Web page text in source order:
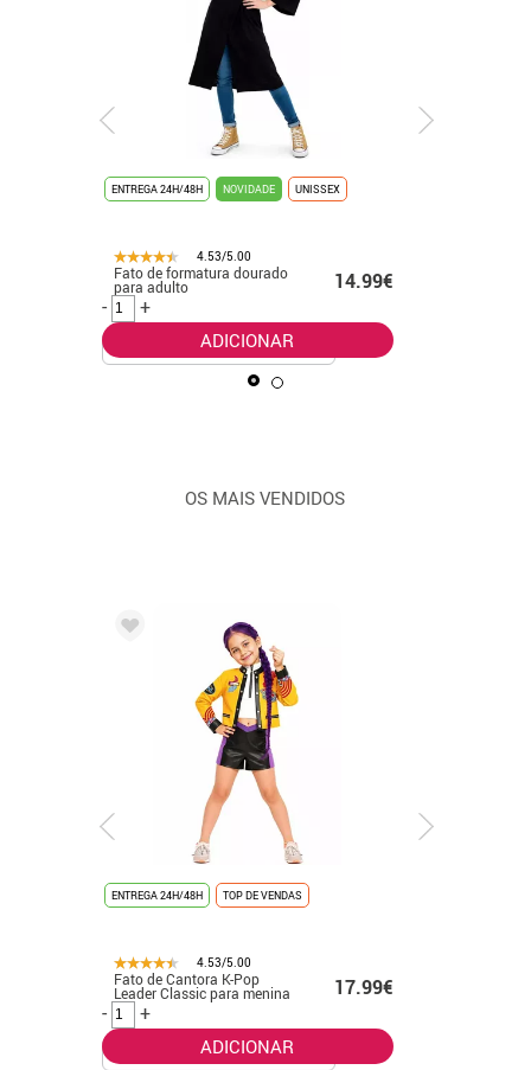
ENTREGA 24H/48H NOVIDADE UNISSEX
4.53/5.00
Fato de formatura dourado
para adulto
14.99€
+
ADICIONAR
OS MAIS VENDIDOS
ENTREGA 24H/48H TOP DE VENDAS
4.53/5.00
Fato de Cantora K-Pop
Leader Classic para menina
17.99€
-
+
ADICIONAR